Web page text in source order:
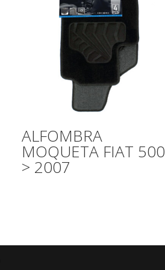
ALFOMBRA
MOQUETA FIAT 500
> 2007